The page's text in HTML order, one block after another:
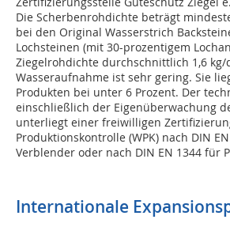
Die Scherbenrohdichte beträgt
bei den Original Wasserstrich
Lochsteinen (mit 30-prozentigem
Ziegelrohdichte durchschnittlich 1,6 kg/
Wasseraufnahme ist sehr gering. Sie
Produkten bei unter 6 Prozent. Der
einschließlich der Eigenüberwachung
unterliegt einer freiwilligen
Produktionskontrolle (WPK) nach DIN
Verblender oder nach DIN EN 1344 für
Internationale